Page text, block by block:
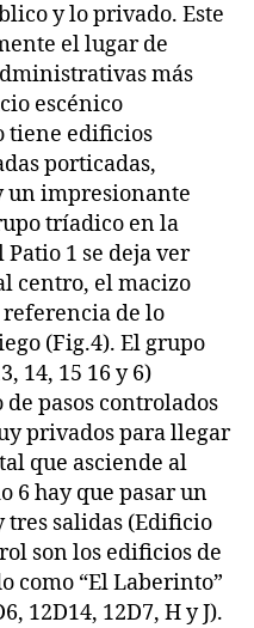
y lo privado. Este
el lugar de
más
escénico
tiene edificios
porticadas,
un impresionante
tríadico en la
1 se deja ver
centro, el macizo
referencia de lo
(Fig.4). El grupo
14, 15 16 y 6)
pasos controlados
privados para llegar
que asciende al
6 hay que pasar un
tres salidas (Edificio
son los edificios de
como “El Laberinto”
12D14, 12D7, H y J).